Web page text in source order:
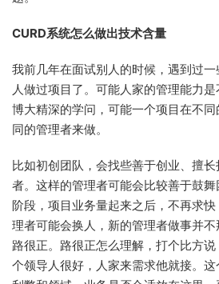
CURD系统怎么做出技术含量
我前几年在面试别人的时候，遇到过
人做过项目了。可能人家的管理能力
博大精深的学问，可能一个项目在不
同的管理者来做。
比如初创团队，会找些善于创业、擅
者。这样的管理者可能会比较善于鼓
阶段，项目业务量起来之后，不再求
理者可能会换人，新的管理者做事并
路很正。路很正怎么理解，打个比方
个领导人很好，人家来需求他就接。